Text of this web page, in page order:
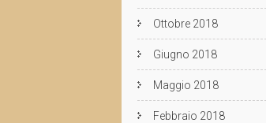
Ottobre 2018
Giugno 2018
Maggio 2018
Febbraio 2018